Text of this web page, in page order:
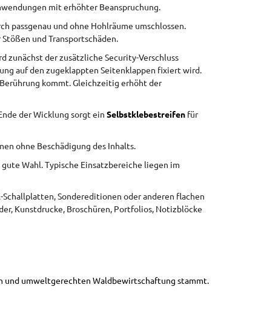
mit erhöhter Beanspruchung.
passgenau und ohne Hohlräume umschlossen.
und Transportschäden.
zunächst der zusätzliche Security-Verschluss
auf den zugeklappten Seitenklappen fixiert wird.
kommt. Gleichzeitig erhöht der
der Wicklung sorgt ein Selbstklebestreifen für
ohne Beschädigung des Inhalts.
Wahl. Typische Einsatzbereiche liegen im
Sondereditionen oder anderen flachen
Kunstdrucke, Broschüren, Portfolios, Notizblöcke
und umweltgerechten Waldbewirtschaftung stammt.